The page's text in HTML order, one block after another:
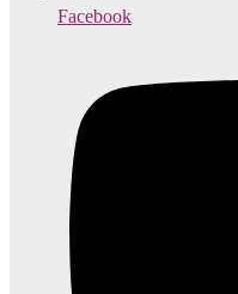
Facebook